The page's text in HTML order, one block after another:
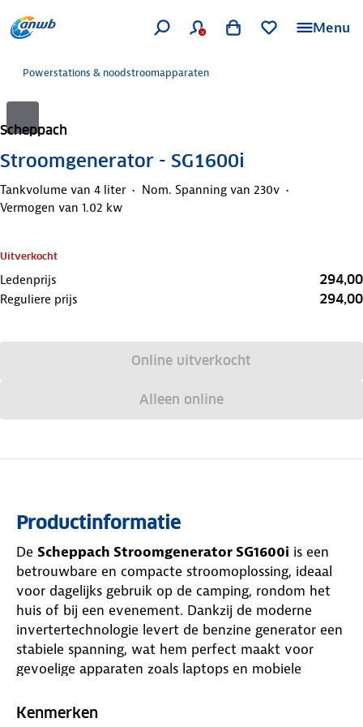
Menu
Powerstations & noodstroomapparaten
Scheppach
Stroomgenerator - SG1600i
Tankvolume van 4 liter
Nom. Spanning van 230v
Vermogen van 1.02 kw
Uitverkocht
Ledenprijs 294,00
Reguliere prijs 294,00
Online uitverkocht
Alleen online
Productinformatie
De Scheppach Stroomgenerator SG1600i is een
betrouwbare en compacte stroomoplossing, ideaal
voor dagelijks gebruik op de camping, rondom het
huis of bij een evenement. Dankzij de moderne
invertertechnologie levert de benzine generator een
stabiele spanning, wat hem perfect maakt voor
gevoelige apparaten zoals laptops en mobiele
met draaggreep, neem je deze draagbare generator
Kenmerken